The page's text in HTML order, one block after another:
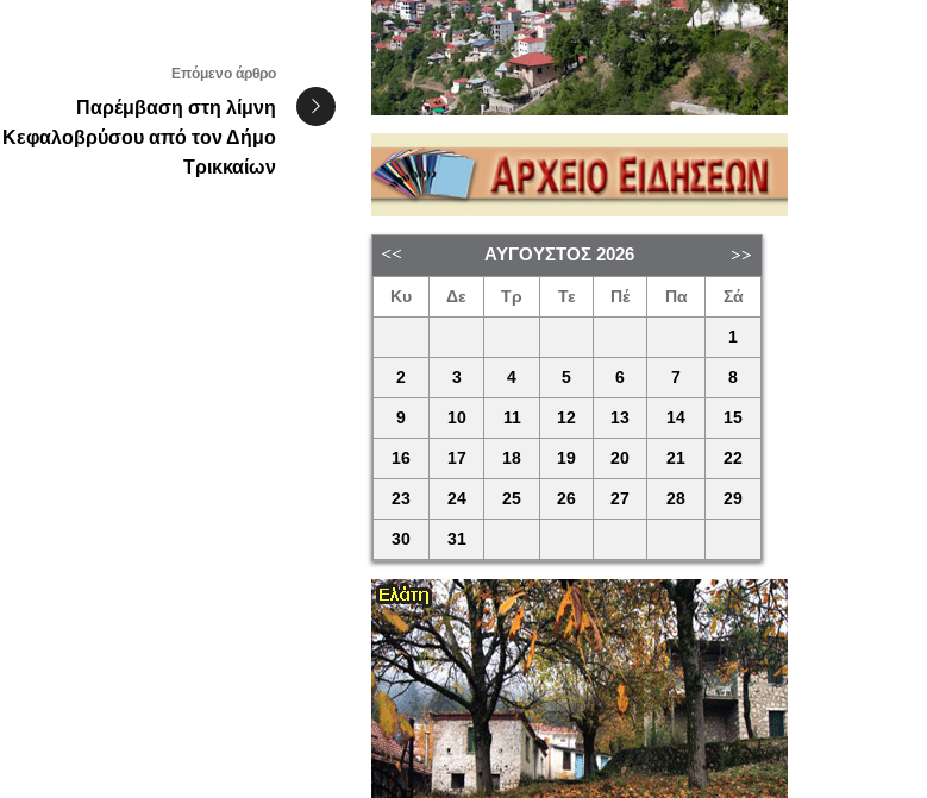
Επόμενο άρθρο
Παρέμβαση στη λίμνη
Κεφαλοβρύσου από τον Δήμο
Τρικκαίων
ΑΎΓΟΥΣΤΟΣ 2026
Κυ Δε Τρ Τε Πέ Πα Σά
1
2 3 4 5 6 7 8
9 10 11 12 13 14 15
16 17 18 19 20 21 22
23 24 25 26 27 28 29
30 31